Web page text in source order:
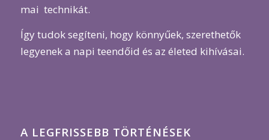
mai technikát.
Így tudok segíteni, hogy könnyűek, szerethetők
legyenek a napi teendőid és az életed kihívásai.
A LEGFRISSEBB TÖRTÉNÉSEK